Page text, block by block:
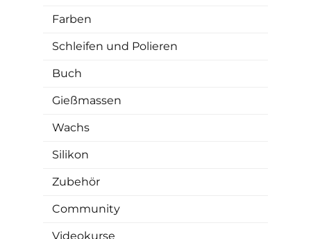
Farben
Schleifen und Polieren
Buch
Gießmassen
Wachs
Silikon
Zubehör
Community
Videokurse